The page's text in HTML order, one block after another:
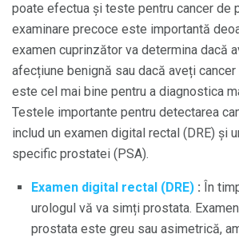
poate efectua și teste pentru cancer de
examinare precoce este importantă
examen cuprinzător va determina dacă
afecțiune benignă sau dacă aveți
este cel mai bine pentru a diagnostica
Testele importante pentru detectarea
includ un examen digital rectal (DRE) și
specific prostatei (PSA).
Examen digital rectal (DRE) : În
urologul vă va simți prostata.
prostata este greu sau asimetrică,